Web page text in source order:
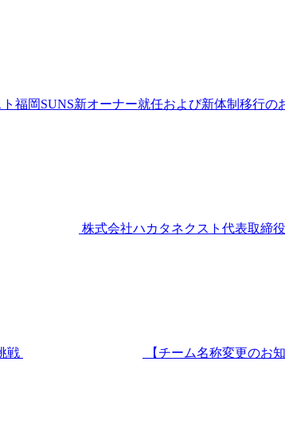
福岡SUNS新オーナー就任および新体制移行
株式会社ハカタネクスト代表取締
戦
【チーム名称変更のお